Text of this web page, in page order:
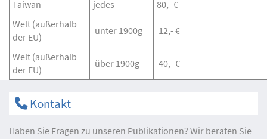
Taiwan
jedes
80,- €
Welt (außerhalb
der EU)
unter 1900g 12,- €
Welt (außerhalb
der EU)
über 1900g 40,- €
Kontakt
Haben Sie Fragen zu unseren Publikationen? Wir beraten Sie